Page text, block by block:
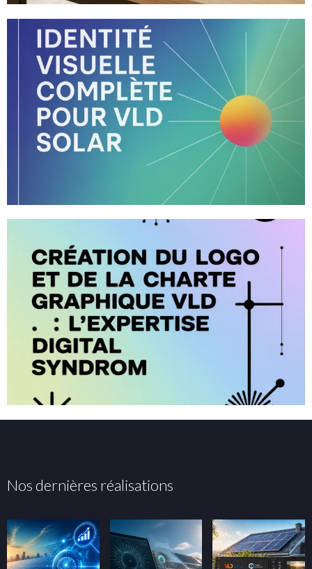
Nos dernières réalisations